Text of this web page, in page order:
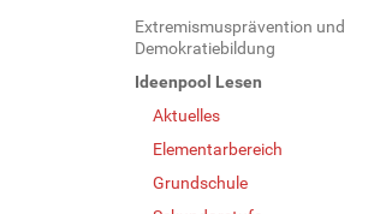
N
a
v
Extremismusprävention und
Demokratiebildung
Ideenpool Lesen
Aktuelles
Elementarbereich
Grundschule